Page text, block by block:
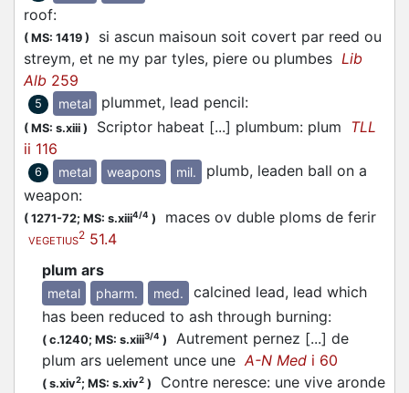
roof:
( MS: 1419 )
si ascun maisoun soit covert par reed ou
streym, et ne my par tyles, piere ou plumbes Lib
Alb 259
5 metal plummet, lead pencil:
( MS: s.xiii ) Scriptor habeat [...] plumbum: plum TLL
ii 116
6 metal weapons mil.
plumb, leaden ball on a
weapon:
( 1271-72; MS: s.xiii4/4 ) maces ov duble ploms de ferir
VEGETIUS2 51.4
plum ars
metal pharm. med.
calcined lead, lead which
has been reduced to ash through burning:
( c.1240; MS: s.xiii3/4 )
Autrement pernez [...] de
plum ars uelement unce uneA-N Med i 60
( s.xiv2; MS: s.xiv2 )
Contre neresce: une vive aronde